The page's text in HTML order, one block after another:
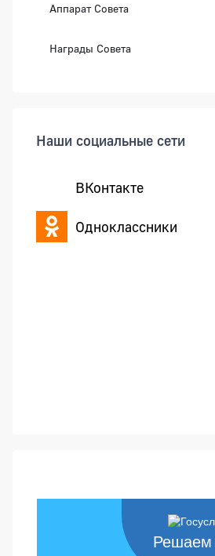
Аппарат Совета
Награды Совета
Наши социальные сети
ВКонтакте
Одноклассники
Решаем